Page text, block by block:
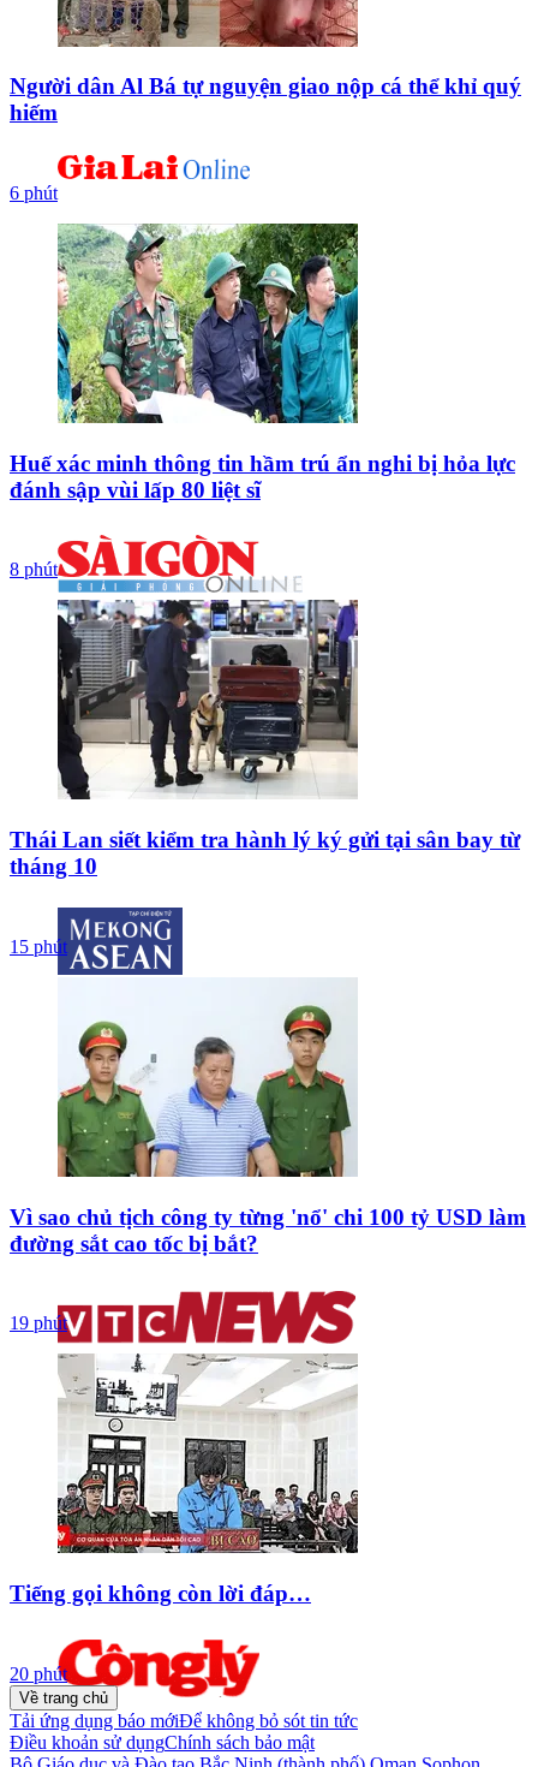
Người dân Al Bá tự nguyện giao nộp cá thể khỉ quý
hiếm
6 phút
Huế xác minh thông tin hầm trú ẩn nghi bị hỏa lực
đánh sập vùi lấp 80 liệt sĩ
8 phút
Thái Lan siết kiểm tra hành lý ký gửi tại sân bay từ
tháng 10
15 phút
Vì sao chủ tịch công ty từng 'nổ' chi 100 tỷ USD làm
đường sắt cao tốc bị bắt?
19 phút
Tiếng gọi không còn lời đáp…
20 phút
Về trang chủ
Tải ứng dụng báo mớiĐể không bỏ sót tin tức
Điều khoản sử dụngChính sách bảo mật